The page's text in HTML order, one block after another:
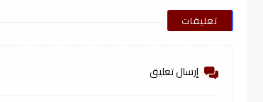
تعليقات
إرسال تعليق